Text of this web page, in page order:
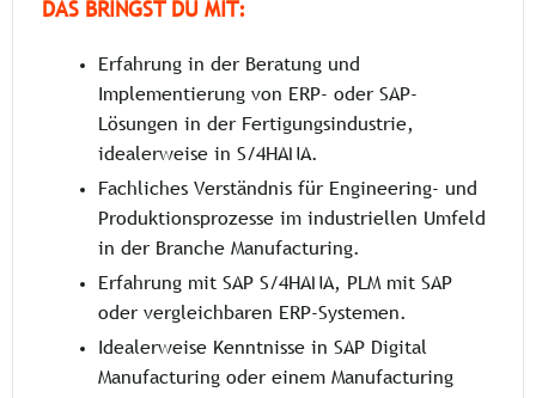
DAS BRINGST DU MIT:
Erfahrung in der Beratung und
Implementierung von ERP- oder SAP-
Lösungen in der Fertigungsindustrie,
idealerweise in S/4HANA.
Fachliches Verständnis für Engineering- und
Produktionsprozesse im industriellen Umfeld
in der Branche Manufacturing.
Erfahrung mit SAP S/4HANA, PLM mit SAP
oder vergleichbaren ERP-Systemen.
Idealerweise Kenntnisse in SAP Digital
Manufacturing oder einem Manufacturing